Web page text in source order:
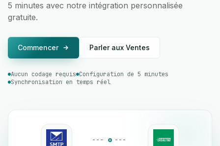
5 minutes avec notre intégration personnalisée
gratuite.
Commencer Parler aux Ventes
Aucun codage requis Configuration de 5 minutes
Synchronisation en temps réel